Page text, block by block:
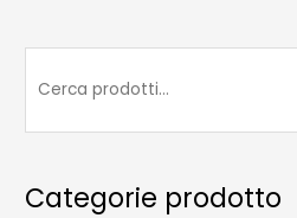
r
a
Categorie prodotto